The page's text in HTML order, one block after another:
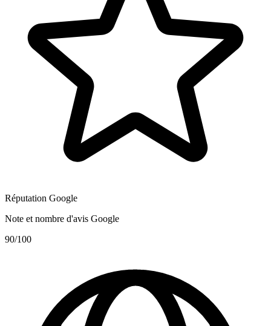
Réputation Google
Note et nombre d'avis Google
90/100